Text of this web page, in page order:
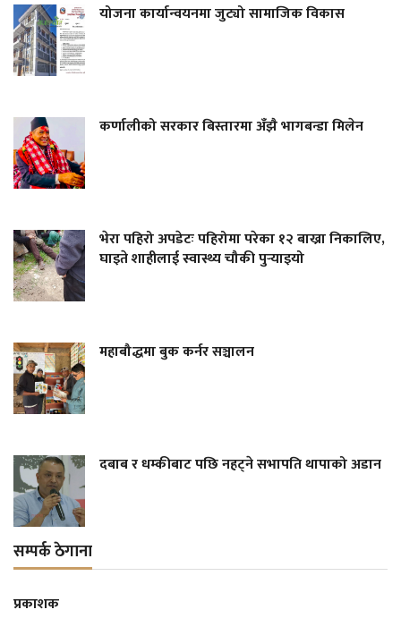
योजना कार्यान्वयनमा जुट्यो सामाजिक विकास
कर्णालीको सरकार बिस्तारमा अँझै भागबन्डा मिलेन
भेरा पहिरो अपडेटः पहिरोमा परेका १२ बाख्रा निकालिए,
घाइते शाहीलाई स्वास्थ्य चौकी पुर्‍याइयो
महाबौद्धमा बुक कर्नर सञ्चालन
दबाब र धम्कीबाट पछि नहट्ने सभापति थापाको अडान
सम्पर्क ठेगाना
प्रकाशक